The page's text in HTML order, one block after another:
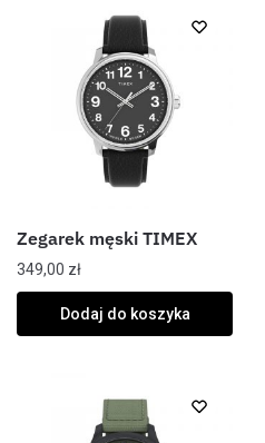
Zegarek męski TIMEX
349,00 zł
Dodaj do koszyka